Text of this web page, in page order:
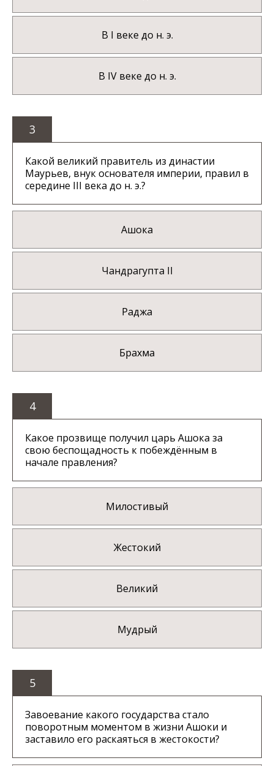
В I веке до н. э.
В IV веке до н. э.
3
Какой великий правитель из династии
Маурьев, внук основателя империи, правил в
середине III века до н. э.?
Ашока
Чандрагупта II
Раджа
Брахма
4
Какое прозвище получил царь Ашока за
свою беспощадность к побеждённым в
начале правления?
Милостивый
Жестокий
Великий
Мудрый
5
Завоевание какого государства стало
поворотным моментом в жизни Ашоки и
заставило его раскаяться в жестокости?